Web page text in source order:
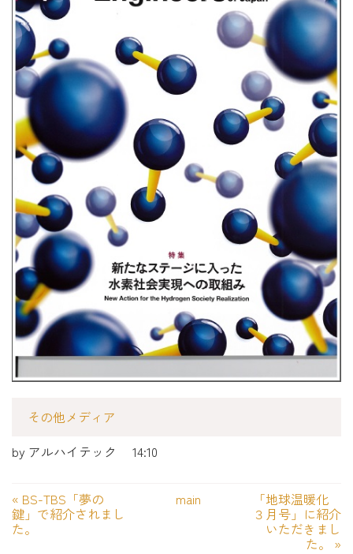
その他メディア
by アルハイテック 14:10
« BS-TBS「夢の
鍵」で紹介されまし
た。
main 「地球温暖化
３月号」に紹介
いただきまし
た。 »